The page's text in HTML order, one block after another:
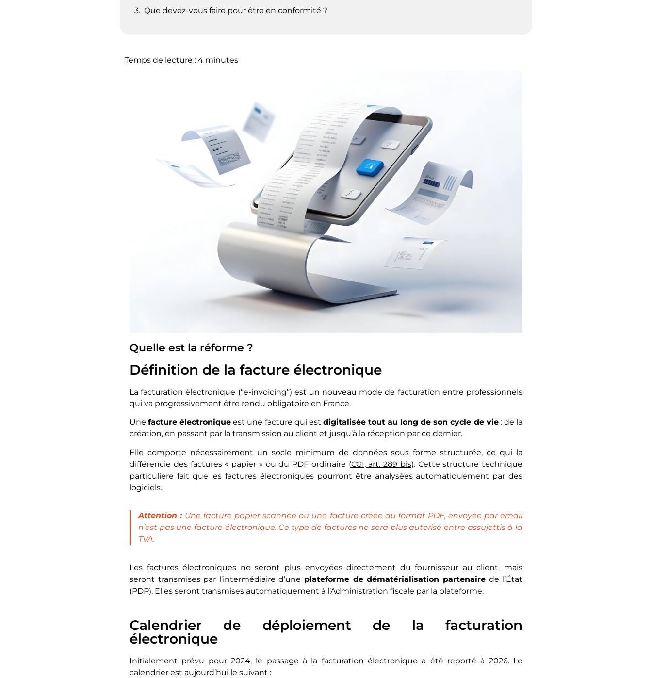
Que devez-vous faire pour être en conformité ?
Temps de lecture : 4 minutes
Quelle est la réforme ?
Définition de la facture électronique
La facturation électronique (“e-invoicing”) est un nouveau mode de facturation entre professionnels
qui va progressivement être rendu obligatoire en France.
Unefacture électronique est une facture qui est digitalisée tout au long de son cycle de vie: de la
création, en passant par la transmission au client et jusqu’à la réception par ce dernier.
Elle comporte nécessairement un socle minimum de données sous forme structurée, ce qui la
différencie des factures « papier » ou du PDF ordinaire (CGI, art. 289 bis). Cette structure technique
particulière fait que les factures électroniques pourront être analysées automatiquement par des
logiciels.
Attention : Une facture papier scannée ou une facture créée au format PDF, envoyée par email
n’est pas une facture électronique. Ce type de factures ne sera plus autorisé entre assujettis à la
TVA.
Les factures électroniques ne seront plus envoyées directement du fournisseur au client, mais
seront transmises par l’intermédiaire d’une plateforme de dématérialisation partenairede l’État
(PDP). Elles seront transmises automatiquement à l’Administration fiscale par la plateforme.
Calendrier de déploiement de la facturation
électronique
Initialement prévu pour 2024, le passage à la facturation électronique a été reporté à 2026. Le
calendrier est aujourd’hui le suivant :